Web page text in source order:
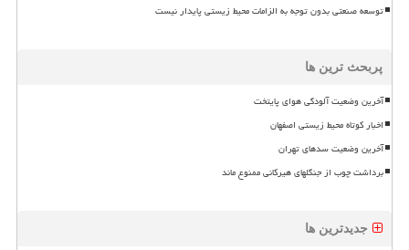
توسعه صنعتی بدون توجه به الزامات محیط زیستی پایدار نیست
پربحث ترین ها
آخرین وضعیت آلودگی هوای پایتخت
اخبار کوتاه محیط زیستی اصفهان
آخرین وضعیت سدهای تهران
برداشت چوب از جنگلهای هیرکانی ممنوع ماند
جدیدترین ها